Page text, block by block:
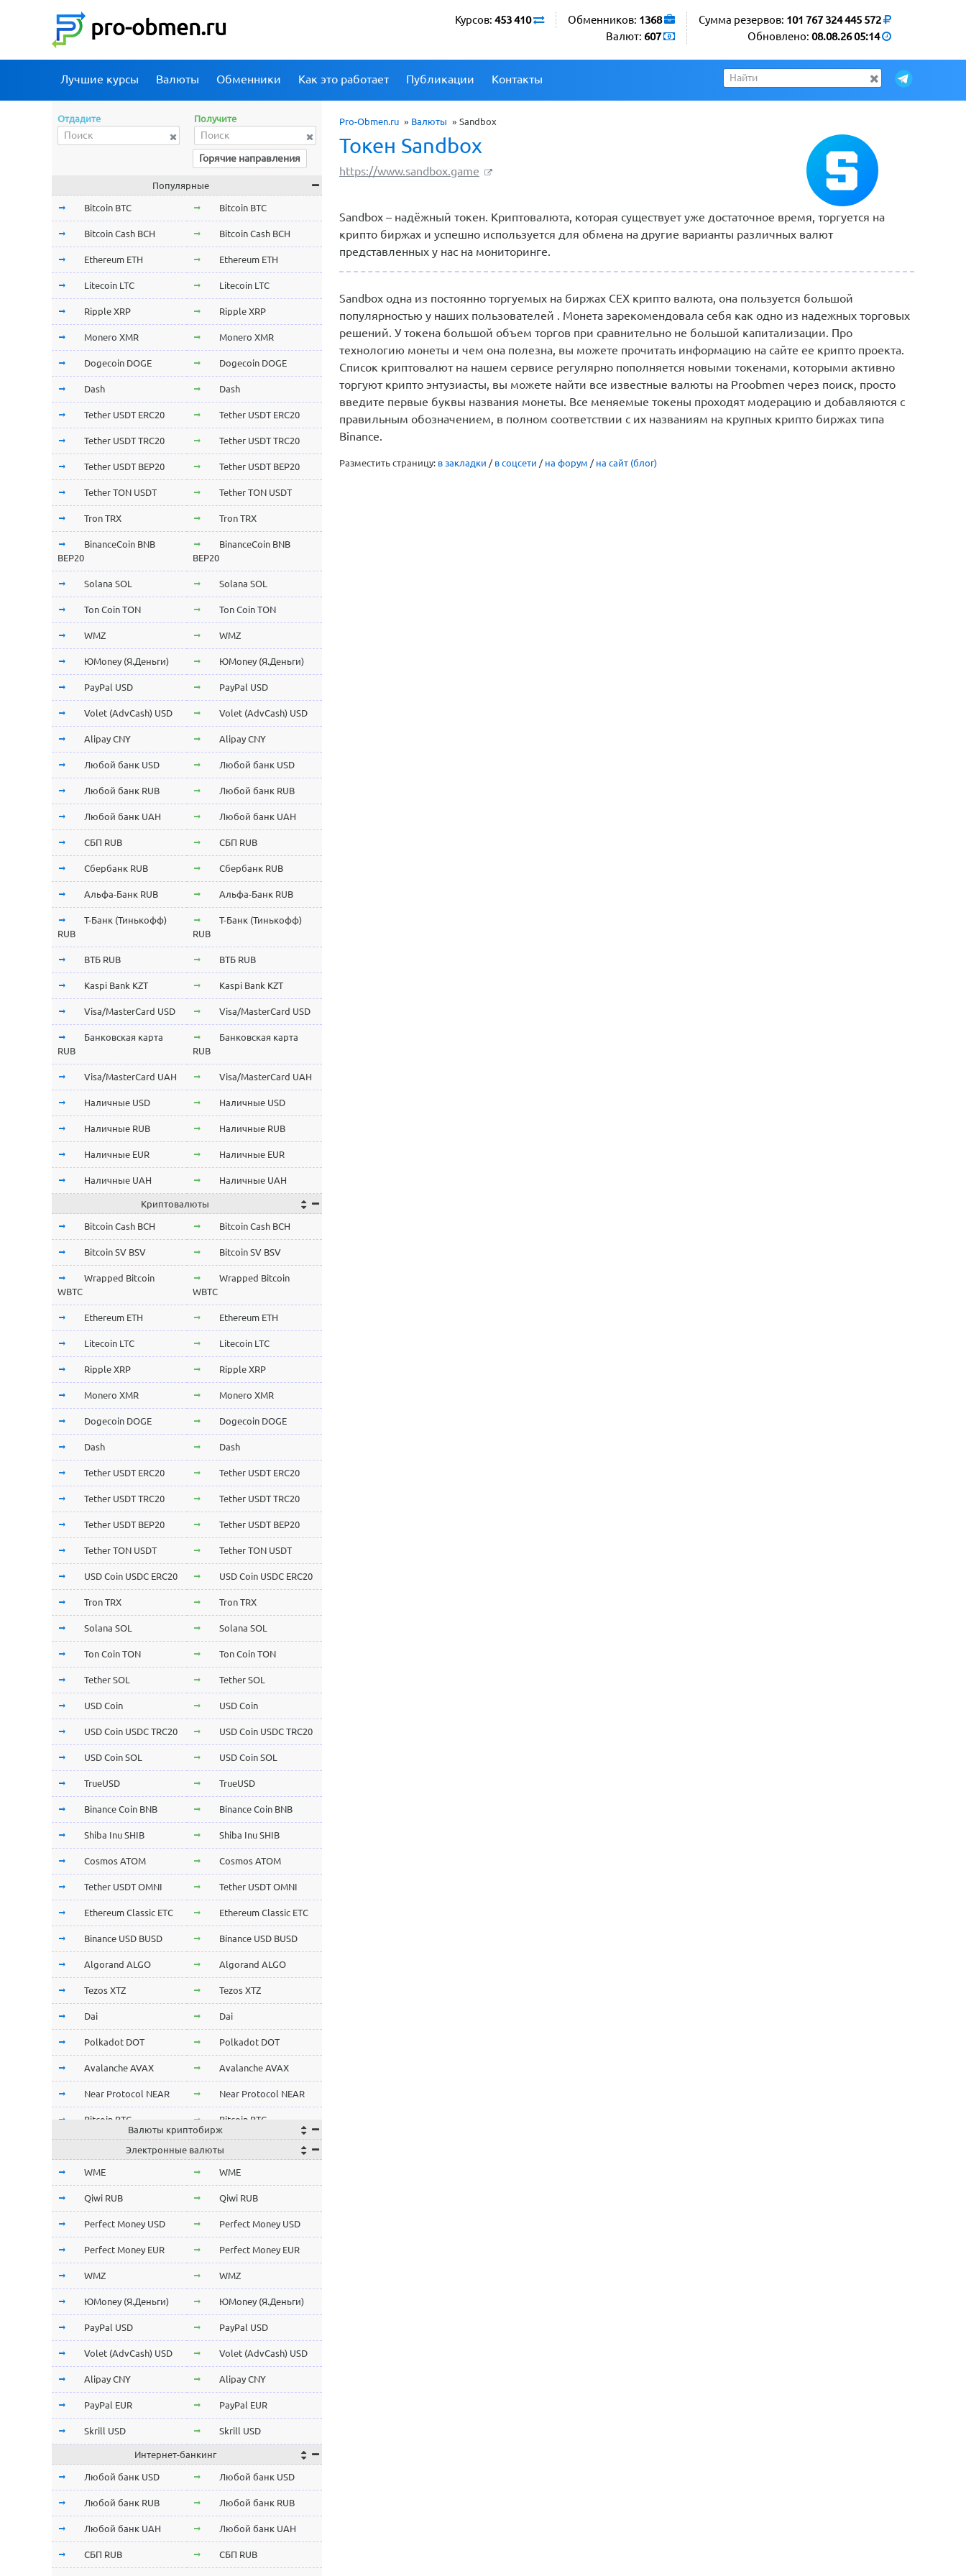
pro-obmen.ru Сумма резервов: 101 767 324 445 572
Обновлено: 08.08.26 05:14
Обменников: 1368
Валют: 607
Курсов: 453 410
Лучшие курсы Валюты Обменники Как это работает Публикации Контакты
Pro-Obmen.ru » Валюты » Sandbox
Токен Sandbox
https://www.sandbox.game
Sandbox – надёжный токен. Криптовалюта, которая существует уже достаточное время, торгуется на
крипто биржах и успешно используется для обмена на другие варианты различных валют
представленных у нас на мониторинге.
Sandbox одна из постоянно торгуемых на биржах CEX крипто валюта, она пользуется большой
популярностью у наших пользователей . Монета зарекомендовала себя как одно из надежных торговых
решений. У токена большой объем торгов при сравнительно не большой капитализации. Про
технологию монеты и чем она полезна, вы можете прочитать информацию на сайте ее крипто проекта.
Список криптовалют на нашем сервисе регулярно пополняется новыми токенами, которыми активно
торгуют крипто энтузиасты, вы можете найти все известные валюты на Proobmen через поиск, просто
введите первые буквы названия монеты. Все меняемые токены проходят модерацию и добавляются с
правильным обозначением, в полном соответствии с их названиям на крупных крипто биржах типа
Binance.
Разместить страницу: в закладки / в соцсети / на форум / на сайт (блог)
Отдадите Получите
Горячие направления
Популярные
Bitcoin BTC Bitcoin BTC
Bitcoin Cash BCH Bitcoin Cash BCH
Ethereum ETH Ethereum ETH
Litecoin LTC Litecoin LTC
Ripple XRP Ripple XRP
Monero XMR Monero XMR
Dogecoin DOGE Dogecoin DOGE
Dash Dash
Tether USDT ERC20 Tether USDT ERC20
Tether USDT TRC20 Tether USDT TRC20
Tether USDT BEP20 Tether USDT BEP20
Tether TON USDT Tether TON USDT
Tron TRX Tron TRX
BinanceCoin BNB
BEP20
BinanceCoin BNB
BEP20
Solana SOL Solana SOL
Ton Coin TON Ton Coin TON
WMZ WMZ
ЮMoney (Я.Деньги) ЮMoney (Я.Деньги)
PayPal USD PayPal USD
Volet (AdvCash) USD Volet (AdvCash) USD
Alipay CNY Alipay CNY
Любой банк USD Любой банк USD
Любой банк RUB Любой банк RUB
Любой банк UAH Любой банк UAH
СБП RUB СБП RUB
Сбербанк RUB Сбербанк RUB
Альфа-Банк RUB Альфа-Банк RUB
Т-Банк (Тинькофф)
RUB
Т-Банк (Тинькофф)
RUB
ВТБ RUB ВТБ RUB
Kaspi Bank KZT Kaspi Bank KZT
Visa/MasterCard USD Visa/MasterCard USD
Банковская карта
RUB
Банковская карта
RUB
Visa/MasterCard UAH Visa/MasterCard UAH
Наличные USD Наличные USD
Наличные RUB Наличные RUB
Наличные EUR Наличные EUR
Наличные UAH Наличные UAH
Криптовалюты
Bitcoin Cash BCH Bitcoin Cash BCH
Bitcoin SV BSV Bitcoin SV BSV
Wrapped Bitcoin
WBTC
Wrapped Bitcoin
WBTC
Ethereum ETH Ethereum ETH
Litecoin LTC Litecoin LTC
Ripple XRP Ripple XRP
Monero XMR Monero XMR
Dogecoin DOGE Dogecoin DOGE
Dash Dash
Tether USDT ERC20 Tether USDT ERC20
Tether USDT TRC20 Tether USDT TRC20
Tether USDT BEP20 Tether USDT BEP20
Tether TON USDT Tether TON USDT
USD Coin USDC ERC20 USD Coin USDC ERC20
Tron TRX Tron TRX
Solana SOL Solana SOL
Ton Coin TON Ton Coin TON
Tether SOL Tether SOL
USD Coin USD Coin
USD Coin USDC TRC20 USD Coin USDC TRC20
USD Coin SOL USD Coin SOL
TrueUSD TrueUSD
Binance Coin BNB Binance Coin BNB
Shiba Inu SHIB Shiba Inu SHIB
Cosmos ATOM Cosmos ATOM
Tether USDT OMNI Tether USDT OMNI
Ethereum Classic ETC Ethereum Classic ETC
Binance USD BUSD Binance USD BUSD
Algorand ALGO Algorand ALGO
Tezos XTZ Tezos XTZ
Dai Dai
Polkadot DOT Polkadot DOT
Avalanche AVAX Avalanche AVAX
Near Protocol NEAR Near Protocol NEAR
Bitcoin BTC Bitcoin BTC
Terra LUNA
Cardano ADA Cardano ADA
OmiseGo OMG OmiseGo OMG
Verge XVG Verge XVG
BitTorrent BTT BitTorrent BTT
Stellar Lumens XLM Stellar Lumens XLM
NEO NEO
ChainLink LINK ChainLink LINK
Qtum Qtum
Iota MIOTA Iota MIOTA
Waves Waves
Icon ICX Icon ICX
Ontology ONT Ontology ONT
0x ZRX 0x ZRX
VeChain VET VeChain VET
Ravencoin RVN Ravencoin RVN
Валюты криптобирж
Электронные валюты
WME WME
Qiwi RUB Qiwi RUB
Perfect Money USD Perfect Money USD
Perfect Money EUR Perfect Money EUR
WMZ WMZ
ЮMoney (Я.Деньги) ЮMoney (Я.Деньги)
PayPal USD PayPal USD
Volet (AdvCash) USD Volet (AdvCash) USD
Alipay CNY Alipay CNY
PayPal EUR PayPal EUR
Skrill USD Skrill USD
Volet (AdvCash) RUB Volet (AdvCash) RUB
Volet (AdvCash) EUR Volet (AdvCash) EUR
Volet (AdvCash) KZT Volet (AdvCash) KZT
ePayments USD ePayments USD
Интернет-банкинг
Любой банк USD Любой банк USD
Любой банк RUB Любой банк RUB
Любой банк UAH Любой банк UAH
СБП RUB СБП RUB